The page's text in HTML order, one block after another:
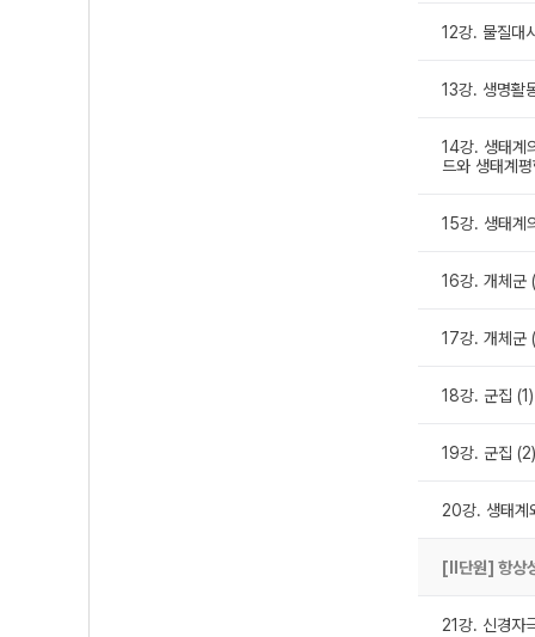
12강. 물질대
13강. 생명활
14강. 생태계
드와 생태계
15강. 생태계
16강. 개체군
17강. 개체군
18강. 군집
19강. 군집
20강. 생태계
[Ⅱ단원] 항상
21강. 신경자